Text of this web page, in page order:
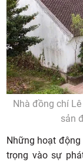
Nhà đồng chí
sản
Những hoạt động
trọng vào sự